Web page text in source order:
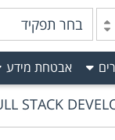
בחר תפקיד
אבטחת מידע
STACK